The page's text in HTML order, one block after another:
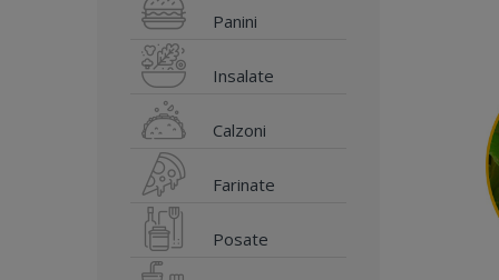
Panini
Insalate
Calzoni
Farinate
Posate